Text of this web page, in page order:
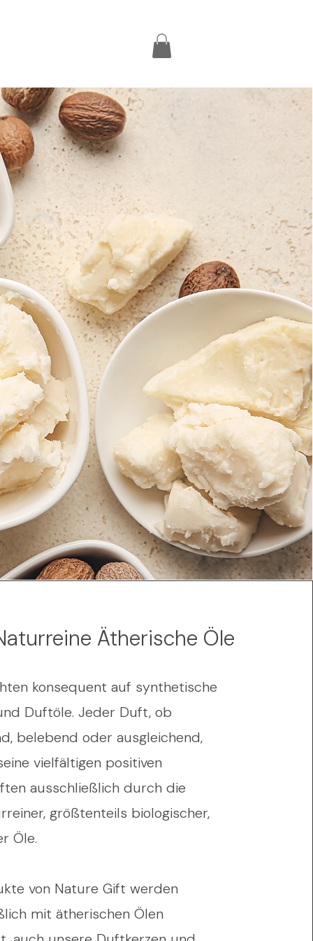
Ätherische Öle
konsequent auf synthetische
Duftöle. Jeder Duft, ob
belebend oder ausgleichend,
vielfältigen positiven
ausschließlich durch die
größtenteils biologischer,
Öle.
von Nature Gift werden
mit ätherischen Ölen